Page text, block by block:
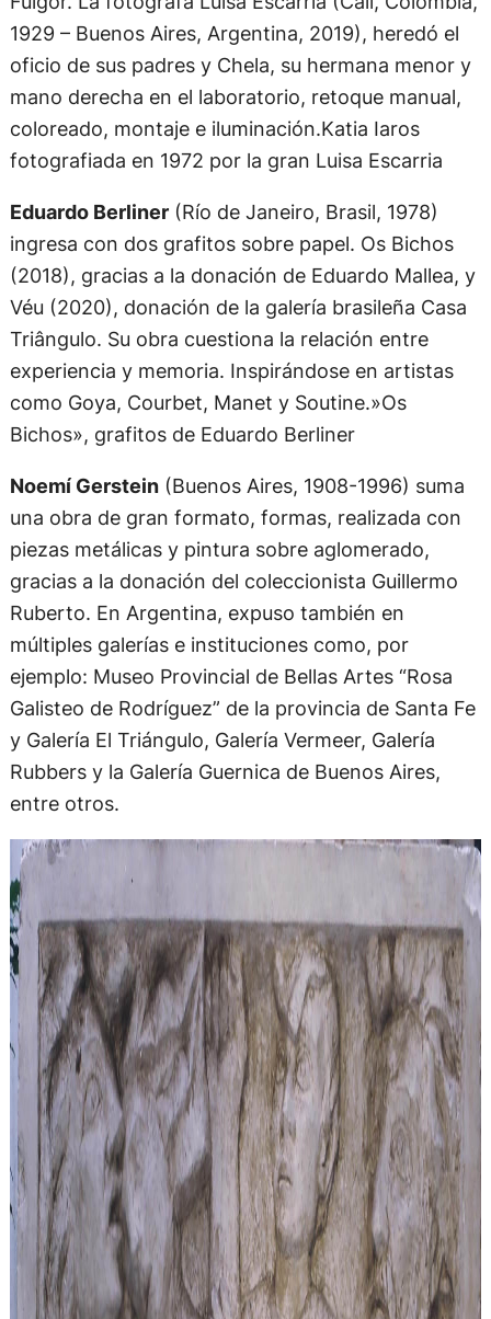
1929 – Buenos Aires, Argentina, 2019), heredó el
oficio de sus padres y Chela, su hermana menor y
mano derecha en el laboratorio, retoque manual,
coloreado, montaje e iluminación.Katia Iaros
fotografiada en 1972 por la gran Luisa Escarria
Eduardo Berliner(Río de Janeiro, Brasil, 1978)
ingresa con dos grafitos sobre papel. Os Bichos
(2018), gracias a la donación de Eduardo Mallea, y
Véu (2020), donación de la galería brasileña Casa
Triângulo. Su obra cuestiona la relación entre
experiencia y memoria. Inspirándose en artistas
como Goya, Courbet, Manet y Soutine.»Os
Bichos», grafitos de Eduardo Berliner
Noemí Gerstein(Buenos Aires, 1908-1996) suma
una obra de gran formato, formas, realizada con
piezas metálicas y pintura sobre aglomerado,
gracias a la donación del coleccionista Guillermo
Ruberto. En Argentina, expuso también en
múltiples galerías e instituciones como, por
ejemplo: Museo Provincial de Bellas Artes “Rosa
Galisteo de Rodríguez” de la provincia de Santa Fe
y Galería El Triángulo, Galería Vermeer, Galería
Rubbers y la Galería Guernica de Buenos Aires,
entre otros.